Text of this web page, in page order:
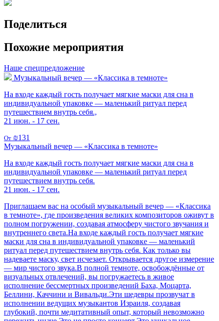
Поделиться
Похожие мероприятия
Наше спецпредложение
Музыкальный вечер — «Классика в темноте»
На входе каждый гость получает мягкие маски для сна в
индивидуальной упаковке — маленький ритуал перед
путешествием внутрь себя.,
21 июн. - 17 сен.
От ₪131
Музыкальный вечер — «Классика в темноте»
На входе каждый гость получает мягкие маски для сна в
индивидуальной упаковке — маленький ритуал перед
путешествием внутрь себя.
21 июн. - 17 сен.
Приглашаем вас на особый музыкальный вечер — «Классика
в темноте», где произведения великих композиторов оживут в
полном погружении, создавая атмосферу чистого звучания и
внутреннего света.На входе каждый гость получает мягкие
маски для сна в индивидуальной упаковке — маленький
ритуал перед путешествием внутрь себя. Как только вы
надеваете маску, свет исчезает. Открывается другое измерение
— мир чистого звука.В полной темноте, освобождённые от
визуальных отвлечений, вы погружаетесь в живое
исполнение бессмертных произведений Баха, Моцарта,
Беллини, Каччини и Вивальди.Эти шедевры прозвучат в
исполнении ведущих музыкантов Израиля, создавая
глубокий, почти медитативный опыт, который невозможно